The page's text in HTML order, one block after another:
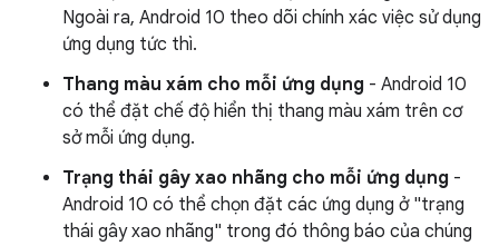
Ngoài ra, Android 10 theo dõi chính xác việc sử dụng
ứng dụng tức thì.
Thang màu xám cho mỗi ứng dụng - Android 10
có thể đặt chế độ hiển thị thang màu xám trên cơ
sở mỗi ứng dụng.
Trạng thái gây xao nhãng cho mỗi ứng dụng -
Android 10 có thể chọn đặt các ứng dụng ở "trạng
thái gây xao nhãng" trong đó thông báo của chúng